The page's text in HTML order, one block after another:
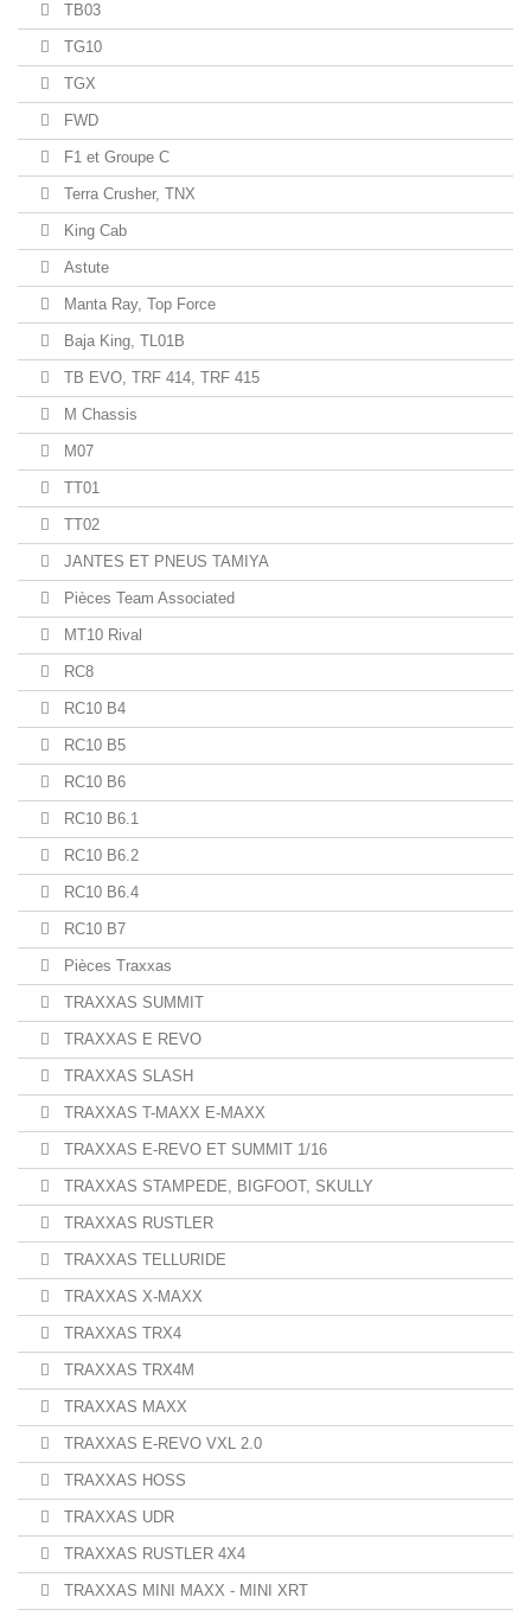
TB03
TG10
TGX
FWD
F1 et Groupe C
Terra Crusher, TNX
King Cab
Astute
Manta Ray, Top Force
Baja King, TL01B
TB EVO, TRF 414, TRF 415
M Chassis
M07
TT01
TT02
JANTES ET PNEUS TAMIYA
Pièces Team Associated
MT10 Rival
RC8
RC10 B4
RC10 B5
RC10 B6
RC10 B6.1
RC10 B6.2
RC10 B6.4
RC10 B7
Pièces Traxxas
TRAXXAS SUMMIT
TRAXXAS E REVO
TRAXXAS SLASH
TRAXXAS T-MAXX E-MAXX
TRAXXAS E-REVO ET SUMMIT 1/16
TRAXXAS STAMPEDE, BIGFOOT, SKULLY
TRAXXAS RUSTLER
TRAXXAS TELLURIDE
TRAXXAS X-MAXX
TRAXXAS TRX4
TRAXXAS TRX4M
TRAXXAS MAXX
TRAXXAS E-REVO VXL 2.0
TRAXXAS HOSS
TRAXXAS UDR
TRAXXAS RUSTLER 4X4
TRAXXAS MINI MAXX - MINI XRT